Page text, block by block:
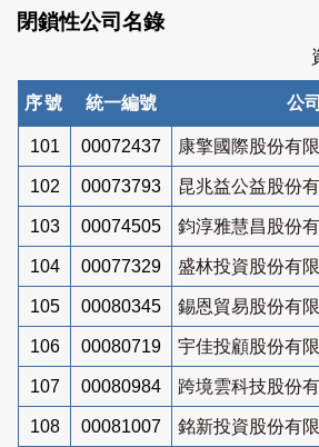
閉鎖性公司名錄
序號 統一編號 公
101 00072437 康擎國際股份有
102 00073793 昆兆益公益股份
103 00074505 鈞淳雅慧昌股份
104 00077329 盛林投資股份有
105 00080345 錫恩貿易股份有
106 00080719 宇佳投顧股份有
107 00080984 跨境雲科技股份
108 00081007 銘新投資股份有